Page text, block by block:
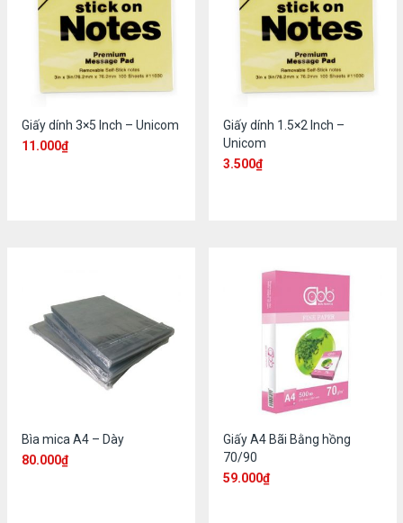
Giấy dính 3×5 Inch – Unicom
11.000₫
Giấy dính 1.5×2 Inch –
Unicom
3.500₫
Bìa mica A4 – Dày
80.000₫
Giấy A4 Bãi Bằng hồng
70/90
59.000₫